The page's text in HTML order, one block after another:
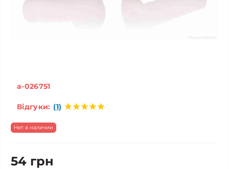
a-026751
Відгуки: (1)
Нет в наличии
54 грн